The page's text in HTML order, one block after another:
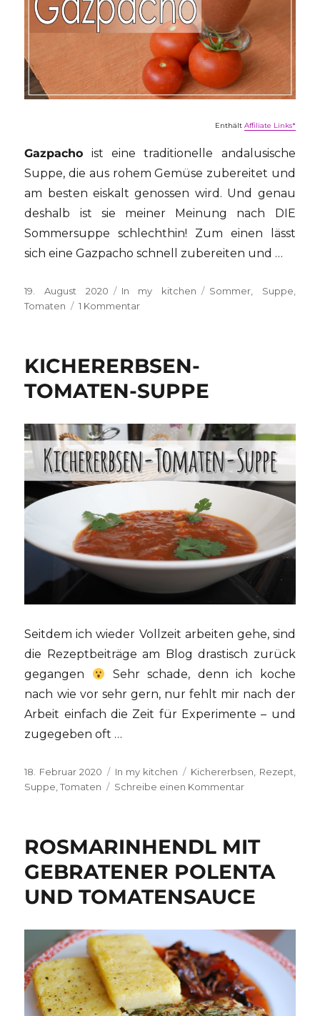
Enthält Affiliate Links*
Gazpacho ist eine traditionelle andalusische
Suppe, die aus rohem Gemüse zubereitet und
am besten eiskalt genossen wird. Und genau
deshalb ist sie meiner Meinung nach DIE
Sommersuppe schlechthin! Zum einen lässt
sich eine Gazpacho schnell zubereiten und …
Veröffentlicht
am
19. August 2020 Kategorien
In my kitchen Schlagwörter
Sommer, Suppe,
Tomaten
1 Kommentarzu
KICHERERBSEN-
TOMATEN-SUPPE
Seitdem ich wieder Vollzeit arbeiten gehe, sind
die Rezeptbeiträge am Blog drastisch zurück
gegangen
Sehr schade, denn ich koche
nach wie vor sehr gern, nur fehlt mir nach der
Arbeit einfach die Zeit für Experimente – und
zugegeben oft …
Veröffentlicht
am
18. Februar 2020 Kategorien
In my kitchen Schlagwörter
Kichererbsen Rezept
Suppe ,Tomaten Schreibe einen Kommentarzu
ROSMARINHENDL MIT
GEBRATENER POLENTA
UND TOMATENSAUCE